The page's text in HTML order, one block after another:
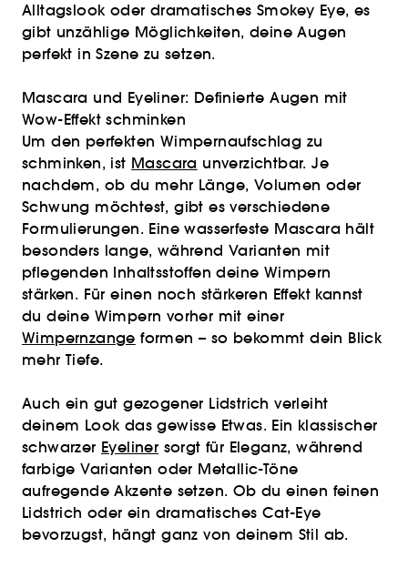
Alltagslook oder dramatisches Smokey Eye, es
gibt unzählige Möglichkeiten, deine Augen
perfekt in Szene zu setzen.
Mascara und Eyeliner: Definierte Augen mit
Wow-Effekt schminken
Um den perfekten Wimpernaufschlag zu
schminken, ist Mascara unverzichtbar. Je
nachdem, ob du mehr Länge, Volumen oder
Schwung möchtest, gibt es verschiedene
Formulierungen. Eine wasserfeste Mascara hält
besonders lange, während Varianten mit
pflegenden Inhaltsstoffen deine Wimpern
stärken. Für einen noch stärkeren Effekt kannst
du deine Wimpern vorher mit einer
Wimpernzange formen – so bekommt dein Blick
mehr Tiefe.
Auch ein gut gezogener Lidstrich verleiht
deinem Look das gewisse Etwas. Ein klassischer
schwarzer Eyeliner sorgt für Eleganz, während
farbige Varianten oder Metallic-Töne
aufregende Akzente setzen. Ob du einen feinen
Lidstrich oder ein dramatisches Cat-Eye
bevorzugst, hängt ganz von deinem Stil ab.